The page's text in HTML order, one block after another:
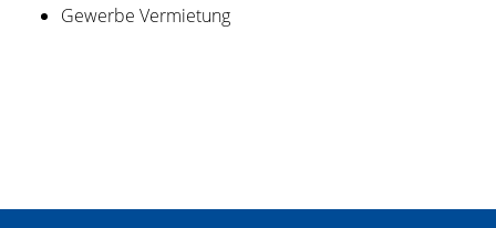
Gewerbe Vermietung